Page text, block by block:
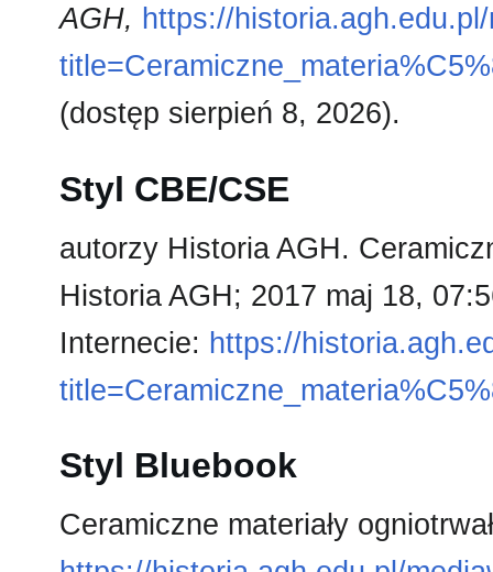
AGH, https://
(dostęp sierpień 8, 2026).
Styl CBE/CSE
autorzy Historia AGH.
Historia AGH; 2017 maj 18,
Internecie: https://
Styl Bluebook
Ceramiczne materiały